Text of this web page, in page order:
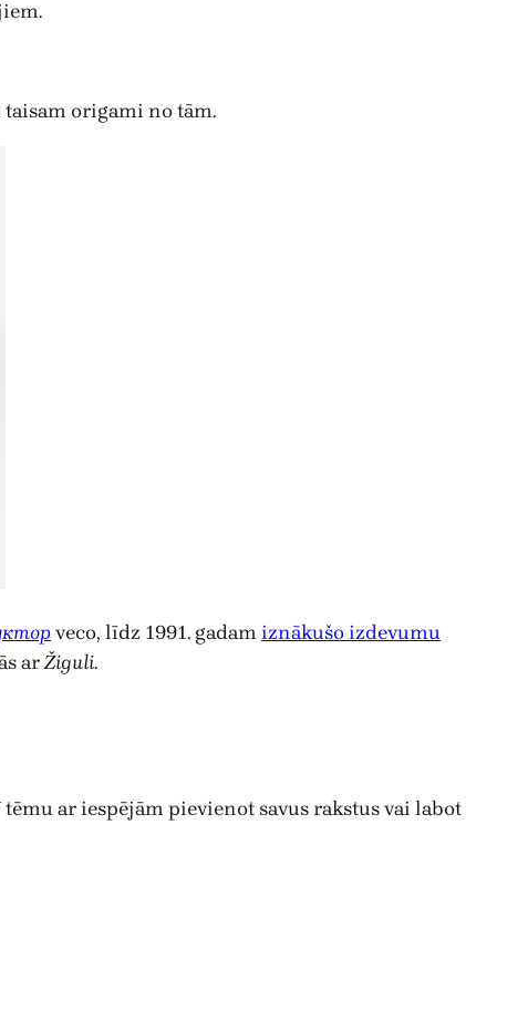
origami no tām.
veco, līdz 1991. gadamiznākušo izdevumu
arŽiguli.
tēmu ar iespējām pievienot savus rakstus vai labot